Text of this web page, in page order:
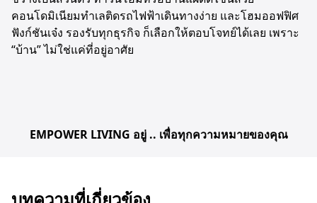
คอนโดมิเนียมทำเลติดรถไฟฟ้าเดินทางง่าย และโฮมออฟฟิศ
ฟังก์ชันเจ๋ง รองรับทุกธุรกิจ ก็เลือกให้ตอบโจทย์ได้เลย เพราะ
“บ้าน” ไม่ใช่แค่ที่อยู่อาศัย
EMPOWER LIVING อยู่ .. เพื่อทุกความหมายของคุณ